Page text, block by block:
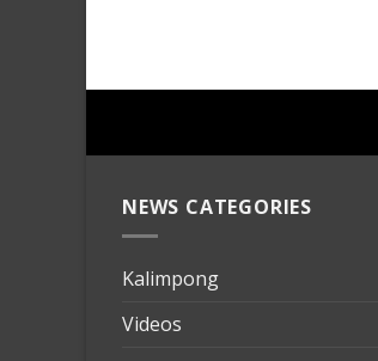
NEWS CATEGORIES
Kalimpong
Videos